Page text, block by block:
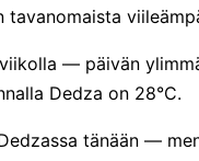
tavanomaista
— päivän
Dedza on 28°C.
tänään —